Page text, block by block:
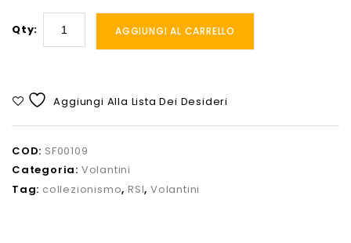
Qty: AGGIUNGI AL CARRELLO
Aggiungi Alla Lista Dei Desideri
COD: SF00109
Categoria: Volantini
Tag: collezionismo,RSI,Volantini